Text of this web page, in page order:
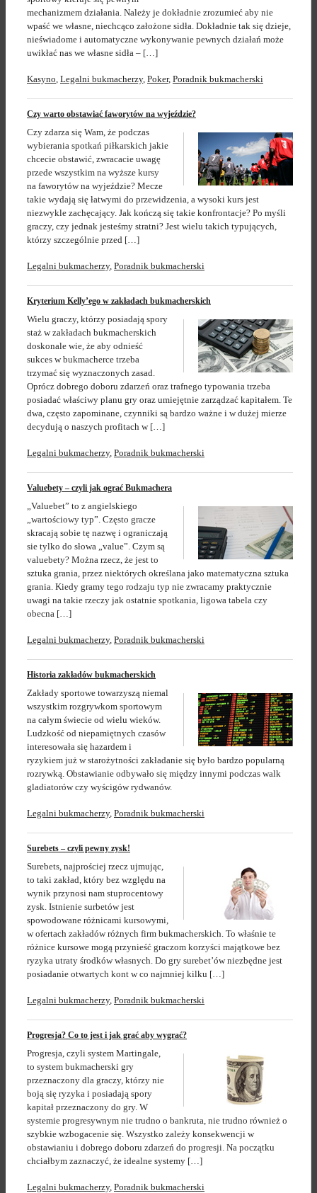
mechanizmem działania. Należy je dokładnie zrozumieć aby nie
wpaść we własne, niechcąco założone sidła. Dokładnie tak się dzieje,
nieświadome i automatyczne wykonywanie pewnych działań może
uwikłać nas we własne sidła – […]
Kasyno, Legalni bukmacherzy, Poker, Poradnik bukmacherski
Czy warto obstawiać faworytów na wyjeździe?
Czy zdarza się Wam, że podczas
wybierania spotkań piłkarskich jakie
chcecie obstawić, zwracacie uwagę
przede wszystkim na wyższe kursy
na faworytów na wyjeździe? Mecze
takie wydają się łatwymi do przewidzenia, a wysoki kurs jest
niezwykle zachęcający. Jak kończą się takie konfrontacje? Po myśli
graczy, czy jednak jesteśmy stratni? Jest wielu takich typujących,
którzy szczególnie przed […]
Legalni bukmacherzy, Poradnik bukmacherski
Kryterium Kelly’ego w zakładach bukmacherskich
Wielu graczy, którzy posiadają spory
staż w zakładach bukmacherskich
doskonale wie, że aby odnieść
sukces w bukmacherce trzeba
trzymać się wyznaczonych zasad.
Oprócz dobrego doboru zdarzeń oraz trafnego typowania trzeba
posiadać właściwy planu gry oraz umiejętnie zarządzać kapitałem. Te
dwa, często zapominane, czynniki są bardzo ważne i w dużej mierze
decydują o naszych profitach w […]
Legalni bukmacherzy, Poradnik bukmacherski
Valuebety – czyli jak ograć Bukmachera
„Valuebet” to z angielskiego
„wartościowy typ”. Często gracze
skracają sobie tę nazwę i ograniczają
sie tylko do słowa „value”. Czym są
valuebety? Można rzecz, że jest to
sztuka grania, przez niektórych określana jako matematyczna sztuka
grania. Kiedy gramy tego rodzaju typ nie zwracamy praktycznie
uwagi na takie rzeczy jak ostatnie spotkania, ligowa tabela czy
obecna […]
Legalni bukmacherzy, Poradnik bukmacherski
Historia zakładów bukmacherskich
Zakłady sportowe towarzyszą niemal
wszystkim rozgrywkom sportowym
na całym świecie od wielu wieków.
Ludzkość od niepamiętnych czasów
interesowała się hazardem i
ryzykiem już w starożytności zakładanie się było bardzo popularną
rozrywką. Obstawianie odbywało się między innymi podczas walk
gladiatorów czy wyścigów rydwanów.
Legalni bukmacherzy, Poradnik bukmacherski
Surebets – czyli pewny zysk!
Surebets, najprościej rzecz ujmując,
to taki zakład, który bez względu na
wynik przynosi nam stuprocentowy
zysk. Istnienie surbetów jest
spowodowane różnicami kursowymi,
w ofertach zakładów różnych firm bukmacherskich. To właśnie te
różnice kursowe mogą przynieść graczom korzyści majątkowe bez
ryzyka utraty środków własnych. Do gry surebet’ów niezbędne jest
posiadanie otwartych kont w co najmniej kilku […]
Legalni bukmacherzy, Poradnik bukmacherski
Progresja? Co to jest i jak grać aby wygrać?
Progresja, czyli system Martingale,
to system bukmacherski gry
przeznaczony dla graczy, którzy nie
boją się ryzyka i posiadają spory
kapitał przeznaczony do gry. W
systemie progresywnym nie trudno o bankruta, nie trudno również o
szybkie wzbogacenie się. Wszystko zależy konsekwencji w
obstawianiu i dobrego doboru zdarzeń do progresji. Na początku
chciałbym zaznaczyć, że idealne systemy […]
Legalni bukmacherzy, Poradnik bukmacherski